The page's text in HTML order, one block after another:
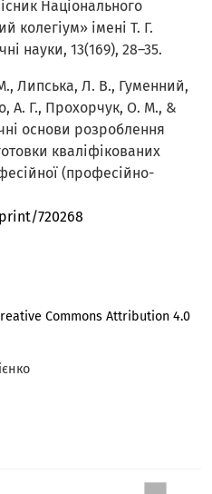
Національного
колегіум» імені Т. Г.
науки, 13(169), 28–35.
Липська, Л. В., Гуменний,
А. Г., Прохорчук, О. М., &
основи розроблення
кваліфікованих
(професійно-
720268
Commons Attribution 4.0